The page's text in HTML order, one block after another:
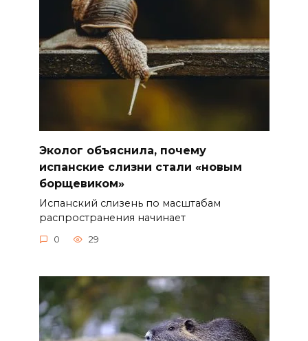
Эколог объяснила, почему
испанские слизни стали «новым
борщевиком»
Испанский слизень по масштабам
распространения начинает
0 29